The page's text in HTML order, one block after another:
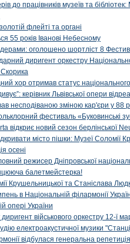
до працівників музеїв та
флейті та органі
55 років Іванові Небесному
оголошено шортліст 8
диригент оркестру
хор отримав статус національного
керівник Львівської опери
несподіваною зміною кар'єри у 88
фестиваль «Буковинські
відкриє новий сезон берлінської
місто пішки: Музеї Соломії
осені
режисер Дніпровської
балетмейстерка!
Крушельницької та Станіслава
в Національній філармонії
опері України
військового оркестру 12-ї
електроакустичної музики
відбулася генеральна